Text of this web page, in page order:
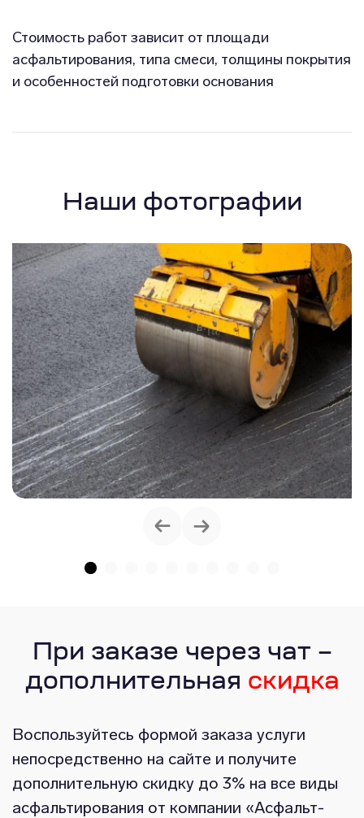
Стоимость работ зависит от площади
асфальтирования, типа смеси, толщины покрытия
и особенностей подготовки основания
Наши фотографии
При заказе через чат –
дополнительная скидка
Воспользуйтесь формой заказа услуги
непосредственно на сайте и получите
дополнительную скидку до 3% на все виды
асфальтирования от компании «Асфальт-